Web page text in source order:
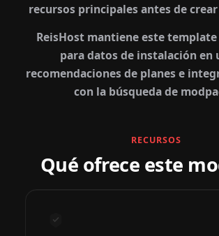
recursos principales antes de
ReisHost mantiene este
para datos de instalación en
recomendaciones de planes e
con la búsqueda de
RECURSOS
Qué ofrece este